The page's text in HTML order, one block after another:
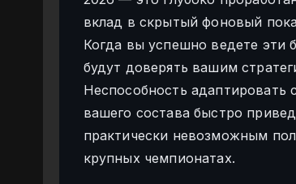
вклад в скрытый фоновый
Когда вы успешно ведете эти
будут доверять вашим
Неспособность адаптировать
вашего состава быстро
практически невозможным
крупных чемпионатах.